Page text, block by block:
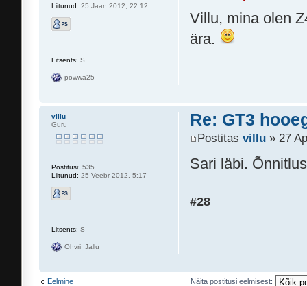
Villu, mina olen
ära.
Liitunud: 25 Jaan 2012, 22:12
Litsents: S
powwa25
Re: GT3
Postitasvillu » 27
Sari läbi.
#28
villu
Guru
Postitusi: 535
Liitunud: 25 Veebr 2012, 5:17
Litsents: S
Ohvri_Jallu
Eelmine Näita postitusi eelmisest: